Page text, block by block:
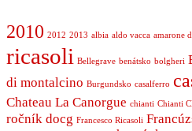
2010 2012 2013 albia aldo vacca amarone
ricasoli Bellegrave benátsko bolgheri
di montalcino Burgundsko casalferro
Chateau La Canorgue chianti Chianti
ročník docg Francesco Ricasoli